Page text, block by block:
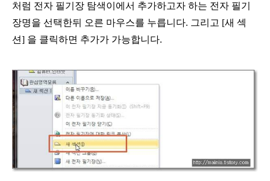
처럼 전자 필기장 탐색이에서 추가하고자 하는 전자 필기
장명을 선택한뒤 오른 마우스를 누릅니다. 그리고 [새 섹
션] 을 클릭하면 추가가 가능합니다.